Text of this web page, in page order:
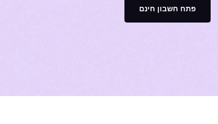
פתח חשבון חינם